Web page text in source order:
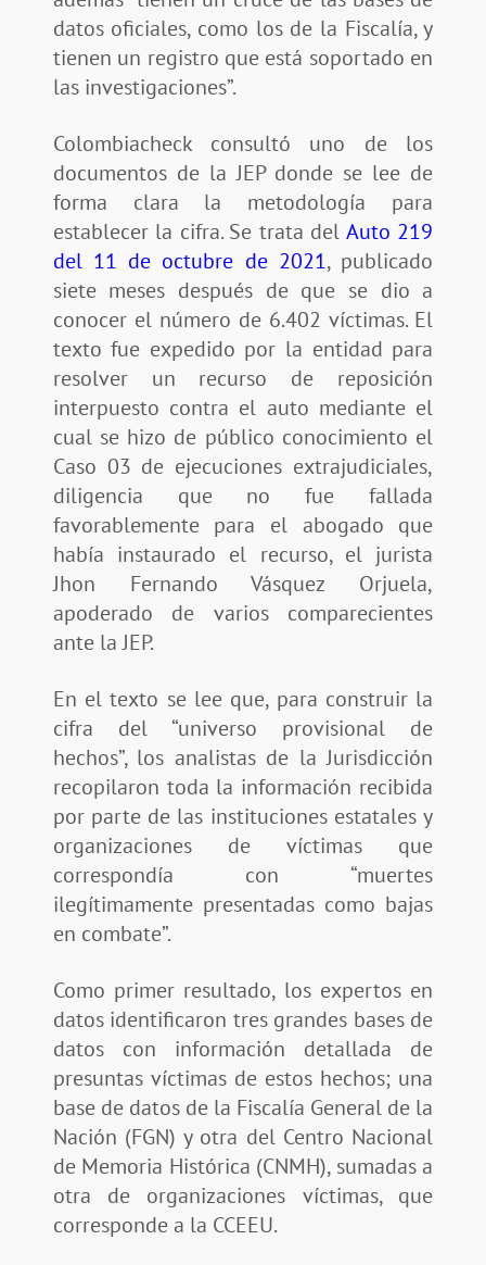
datos oficiales, como los de la Fiscalía, y
tienen un registro que está soportado en
las investigaciones”.
Colombiacheck consultó uno de los
documentos de la JEP donde se lee de
forma clara la metodología para
establecer la cifra. Se trata del Auto 219
del 11 de octubre de 2021, publicado
siete meses después de que se dio a
conocer el número de 6.402 víctimas. El
texto fue expedido por la entidad para
resolver un recurso de reposición
interpuesto contra el auto mediante el
cual se hizo de público conocimiento el
Caso 03 de ejecuciones extrajudiciales,
diligencia que no fue fallada
favorablemente para el abogado que
había instaurado el recurso, el jurista
Jhon Fernando Vásquez Orjuela,
apoderado de varios comparecientes
ante la JEP.
En el texto se lee que, para construir la
cifra del “universo provisional de
hechos”, los analistas de la Jurisdicción
recopilaron toda la información recibida
por parte de las instituciones estatales y
organizaciones de víctimas que
correspondía con “muertes
ilegítimamente presentadas como bajas
en combate”.
Como primer resultado, los expertos en
datos identificaron tres grandes bases de
datos con información detallada de
presuntas víctimas de estos hechos; una
base de datos de la Fiscalía General de la
Nación (FGN) y otra del Centro Nacional
de Memoria Histórica (CNMH), sumadas a
otra de organizaciones víctimas, que
corresponde a la CCEEU.